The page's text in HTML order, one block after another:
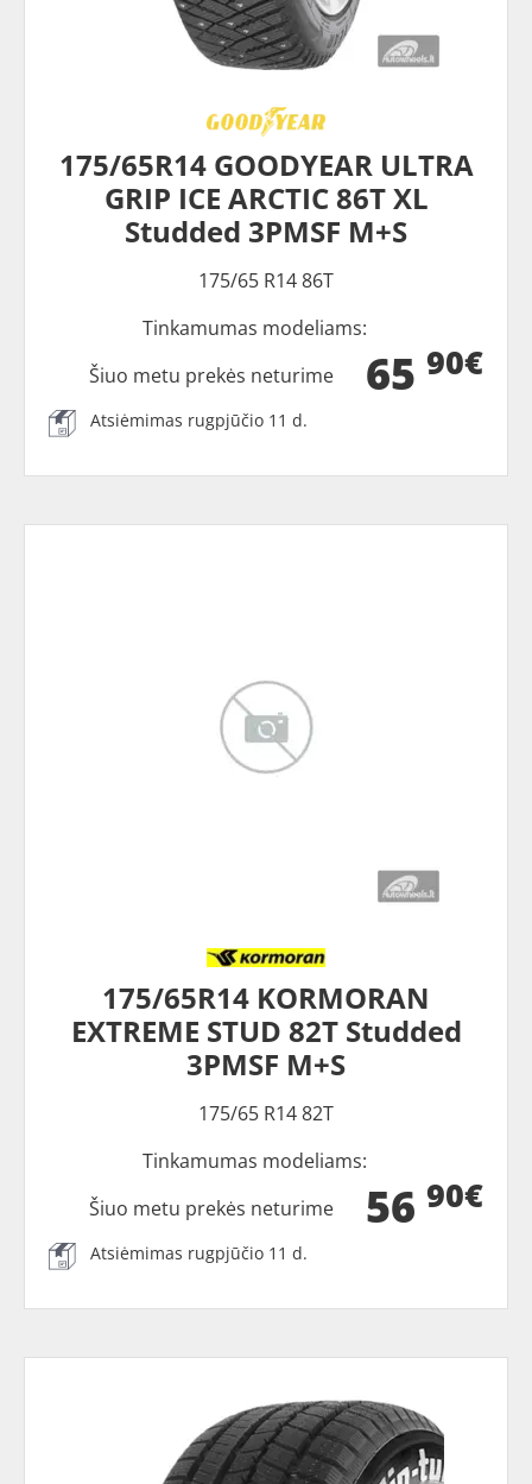
175/65R14 GOODYEAR ULTRA
GRIP ICE ARCTIC 86T XL
Studded 3PMSF M+S
175/65 R14 86T
Tinkamumas modeliams:
65 90€
Šiuo metu prekės neturime
Atsiėmimas rugpjūčio 11 d.
175/65R14 KORMORAN
EXTREME STUD 82T Studded
3PMSF M+S
175/65 R14 82T
Tinkamumas modeliams:
56 90€
Šiuo metu prekės neturime
Atsiėmimas rugpjūčio 11 d.